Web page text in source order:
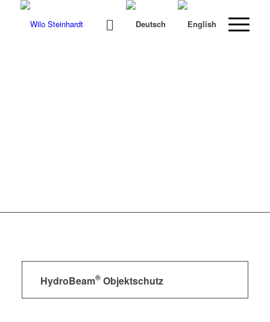
HydroBeam®Objektschutz